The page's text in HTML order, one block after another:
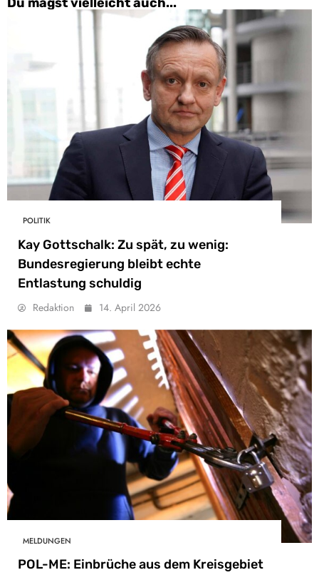
POLITIK
Kay Gottschalk: Zu spät, zu wenig:
Bundesregierung bleibt echte
Entlastung schuldig
Redaktion 14. April 2026
MELDUNGEN
POL-ME: Einbrüche aus dem Kreisgebiet